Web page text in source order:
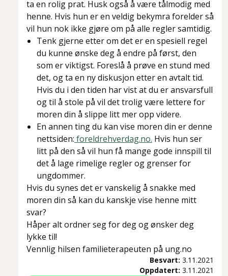
ta en rolig prat. Husk også å være tålmodig med
henne. Hvis hun er en veldig bekymra forelder så
vil hun nok ikke gjøre om på alle regler samtidig.
Tenk gjerne etter om det eren spesiell regel
du kunne ønske deg å endre på først, den
som er viktigst. Foreslå å prøve en stund med
det, og ta en ny diskusjon etter en avtalt tid.
Hvis du i den tiden har vist at du er ansvarsfull
og til å stole på vil det trolig være lettere for
moren din å slippe litt mer opp videre.
En annen ting du kan vise moren din er denne
nettsiden: foreldrehverdag.no. Hvis hun ser
litt på den så vil hun få mange gode innspill til
det å lage rimelige regler og grenser for
ungdommer.
Hvis du synes det er vanskelig å snakke med
moren din så kan du kanskje vise henne mitt
svar?
Håper alt ordner seg for deg og ønsker deg
lykke til!
Vennlig hilsen familieterapeuten på ung.no
Besvart: 3.11.2021
Oppdatert: 3.11.2021